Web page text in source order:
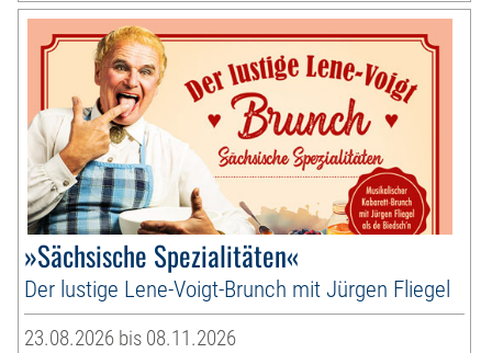
»Sächsische Spezialitäten«
Der lustige Lene-Voigt-Brunch mit Jürgen Fliegel
23.08.2026 bis 08.11.2026